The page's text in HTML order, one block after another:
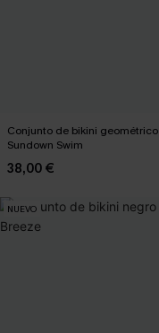
Conjunto de bikini geométrico
Sundown Swim
38,00 €
NUEVO